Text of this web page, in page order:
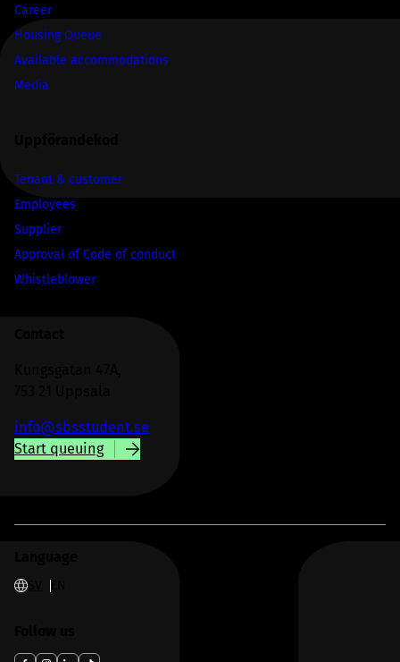
Career
Housing Queue
Available accommodations
Media
Tenant & customer
Employees
Supplier
Approval of Code of conduct
Whistleblower
info@sbsstudent.se
Start queuing